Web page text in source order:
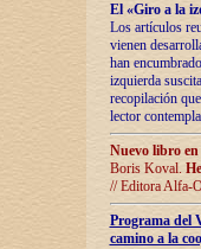
El «Giro a la
Los artículos
vienen
han
izquierda
recopilación
lector
Nuevo libro
Boris Koval.
// Editora Alfa-
Programa del
camino a la